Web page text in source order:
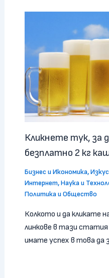
Кликнете тук, за
безплатно 2 кг
Бизнес и Икономика,
Интернет,Наука и
Политика и Общество
Колкото и да кликате
линкове в тази
имате успех в това да